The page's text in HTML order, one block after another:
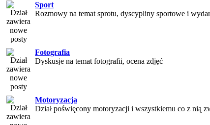
Sport
Rozmowy na temat sprotu, dyscypliny sportowe i
Fotografia
Dyskusje na temat fotografii, ocena zdjęć
Motoryzacja
Dział poświęcony motoryzacji i wszystkiemu co z nią